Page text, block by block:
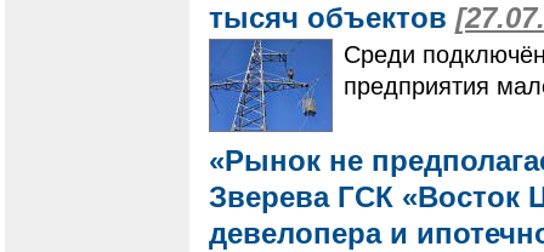
тысяч объектов
Среди
предприятия
«Рынок не
Зверева ГСК «Восток
девелопера и